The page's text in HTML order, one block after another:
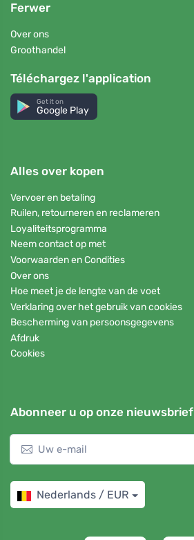
Ferwer
Over ons
Groothandel
Téléchargez l'application
Get it on
Google Play
Alles over kopen
Vervoer en betaling
Ruilen, retourneren en reclameren
Loyaliteitsprogramma
Neem contact op met
Voorwaarden en Condities
Over ons
Hoe meet je de lengte van de voet
Verklaring over het gebruik van cookies
Bescherming van persoonsgegevens
Afdruk
Cookies
Abonneer u op onze nieuwsbrief
Nederlands / EUR